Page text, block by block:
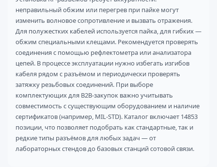
неправильный обжим или перегрев при пайке могут
изменить волновое сопротивление и вызвать отражения.
Для полужестких кабелей используется пайка, для гибких —
обжим специальными клещами. Рекомендуется проверять
соединения с помощью рефлектометра или анализатора
цепей. В процессе эксплуатации нужно избегать изгибов
кабеля рядом с разъёмом и периодически проверять
затяжку резьбовых соединений. При выборе
комплектующих для B2B-закупок важно учитывать
совместимость с существующим оборудованием и наличие
сертификатов (например, MIL-STD). Каталог включает 14853
позиции, что позволяет подобрать как стандартные, так и
редкие типы разъёмов для любых задач — от
лабораторных стендов до базовых станций сотовой связи.